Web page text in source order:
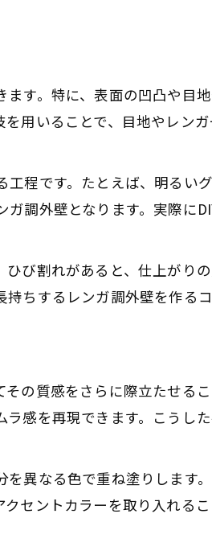
塗料選び
を長持ちさせる方法
グを守るポイント
術
げるステップ
コツと注意点
簡単に再現する方法
調に変える技法
壁のダメ込み技術
の基本と応用
がりが変わる理由
装テクニック
す。特に、表面の凹凸や目
用いることで、目地やレン
程です。たとえば、明るい
調外壁となります。実際に
び割れがあると、仕上がり
ちするレンガ調外壁を作るコ
の質感をさらに際立たせる
感を再現できます。こうし
異なる色で重ね塗りします
セントカラーを取り入れる